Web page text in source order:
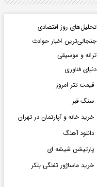
تحلیل‌های روز اقتصادی
جنجالی‌ترین اخبار حوادث
ترانه و موسیقی
دنیای فناوری
قیمت تتر امروز
سنگ قبر
خرید خانه و آپارتمان در تهران
دانلود آهنگ
پارتیشن شیشه ای
خرید ماساژور تفنگی بلکر